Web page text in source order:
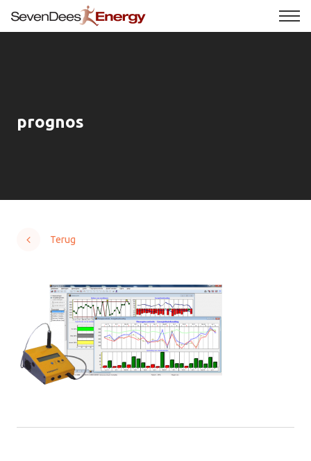
prognos
Terug